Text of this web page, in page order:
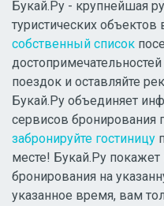
Букай.Ру - крупнейшая
туристических объектов
собственный список
поездок и оставляйте
Букай.Ру объединяет
сервисов бронирования
забронируйте гостиницу
месте! Букай.Ру
бронирования на
указанное время, вам